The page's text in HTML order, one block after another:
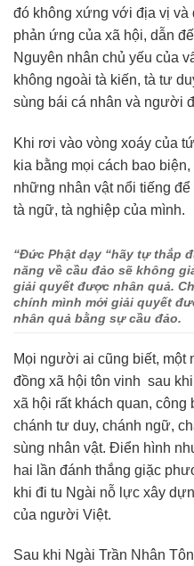
đó không xứng với địa vị và
phản ứng của xã hội, dẫn
Nguyên nhân chủ yếu của
không ngoài tà kiến, tà tư
sùng bái cá nhân và người
Khi rơi vào vòng xoáy của
kia bằng mọi cách bao
những nhân vật nổi tiếng
tà ngữ, tà nghiệp của mình.
“Đức Phật dạy “hãy tự thắp
năng về cầu đảo sẽ không
giải quyết được nhân quả.
chính mình mới giải quyết
nhân quả bằng sự cầu đảo.
Mọi người ai cũng biết, một
đồng xã hội tôn vinh sau
xã hội rất khách quan, công
chánh tư duy, chánh ngữ,
sùng nhân vật. Điển hình
hai lần đánh thắng giặc
khi đi tu Ngài nỗ lực xây
của người Việt.
Sau khi Ngài Trần Nhân